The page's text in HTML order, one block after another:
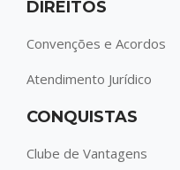
DIREITOS
Convenções e Acordos
Atendimento Jurídico
CONQUISTAS
Clube de Vantagens